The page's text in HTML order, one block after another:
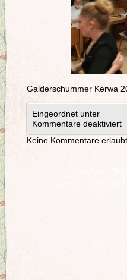
Galderschummer Kerwa
Eingeordnet unter
Kommentare deaktiviert
Keine Kommentare erlaubt.